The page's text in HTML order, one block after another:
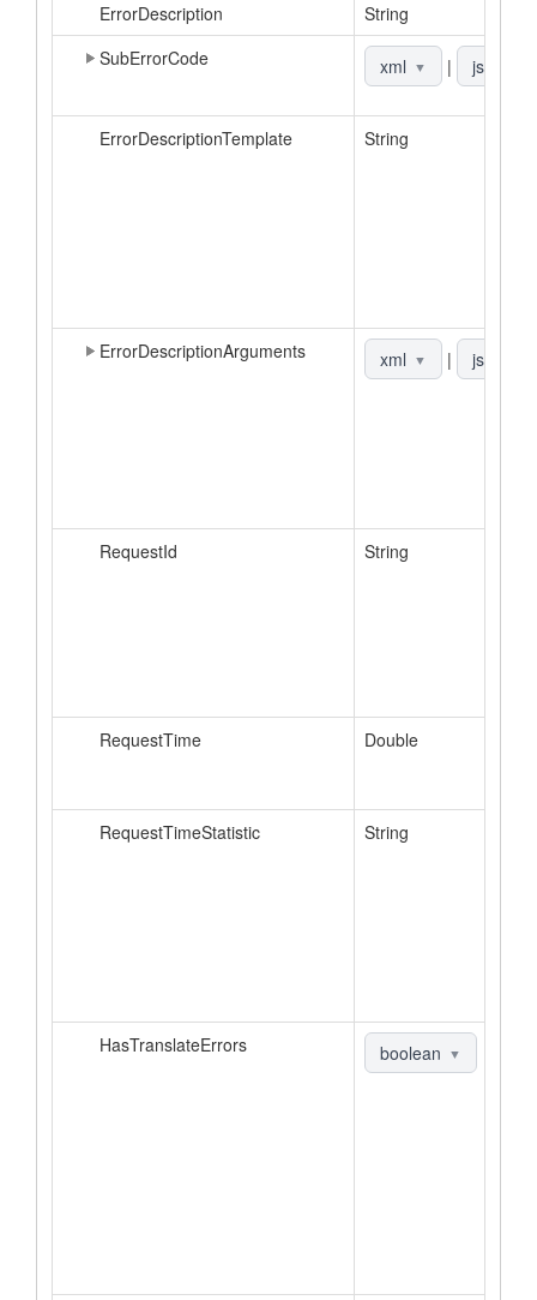
ErrorDescription
String
SubErrorCode
xml ▼ | json
ErrorDescriptionTemplate String
ErrorDescriptionArguments xml ▼ | json
RequestId String
RequestTime Double
RequestTimeStatistic String
HasTranslateErrors boolean ▼